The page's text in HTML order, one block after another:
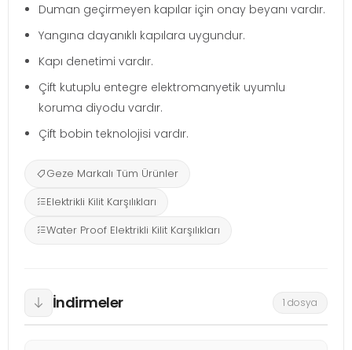
Duman geçirmeyen kapılar için onay beyanı vardır.
Yangına dayanıklı kapılara uygundur.
Kapı denetimi vardır.
Çift kutuplu entegre elektromanyetik uyumlu
koruma diyodu vardır.
Çift bobin teknolojisi vardır.
Geze Markalı Tüm Ürünler
Elektrikli Kilit Karşılıkları
Water Proof Elektrikli Kilit Karşılıkları
İndirmeler 1 dosya